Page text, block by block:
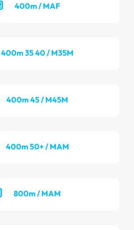
400m / MAF
400m 35 40 / M35M
400m 45 / M45M
400m 50+ / MAM
800m / MAM